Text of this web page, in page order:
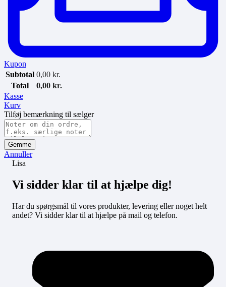
Kupon
Subtotal 0,00 kr.
Total
0,00 kr.
Kasse
Kurv
Tilføj bemærkning til sælger
Gemme
Annuller
Lisa
Vi sidder klar til at hjælpe dig!
Har du spørgsmål til vores produkter, levering eller noget helt
andet? Vi sidder klar til at hjælpe på mail og telefon.